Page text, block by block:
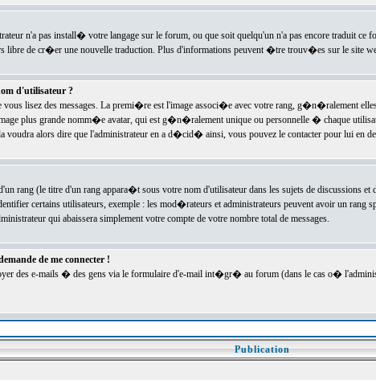
n'a pas install� votre langage sur le forum, ou que soit quelqu'un n'a pas encore traduit
libre de cr�er une nouvelle traduction. Plus d'informations peuvent �tre trouv�es sur le site
d'utilisateur ?
lisez des messages. La premi�re est l'image associ�e avec votre rang, g�n�ralement
plus grande nomm�e avatar, qui est g�n�ralement unique ou personnelle � chaque
voudra alors dire que l'administrateur en a d�cid� ainsi, vous pouvez le contacter pour lui en
rang (le titre d'un rang appara�t sous votre nom d'utilisateur dans les sujets de
certains utilisateurs, exemple : les mod�rateurs et administrateurs peuvent avoir un
qui abaissera simplement votre compte de votre nombre total de messages.
de me connecter !
des e-mails � des gens via le formulaire d'e-mail int�gr� au forum (dans le cas o�
Publication